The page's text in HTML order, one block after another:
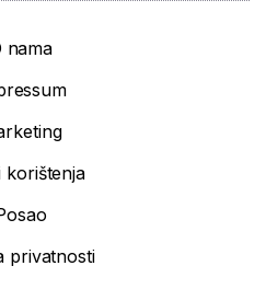
nama
korištenja
privatnosti